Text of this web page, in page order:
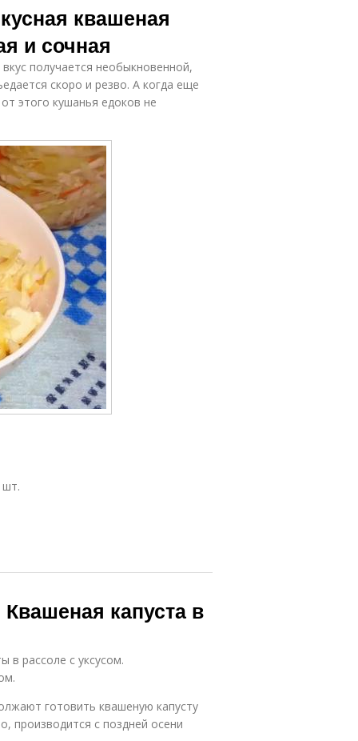
без
уксуса
Быстрая капуста
квашеная
и сочная
получается необыкновенной,
скоро и резво. А когда еще
этого кушанья едоков не
шт.
Квашеная капуста в
в рассоле с уксусом.
готовить квашеную капусту
производится с поздней осени